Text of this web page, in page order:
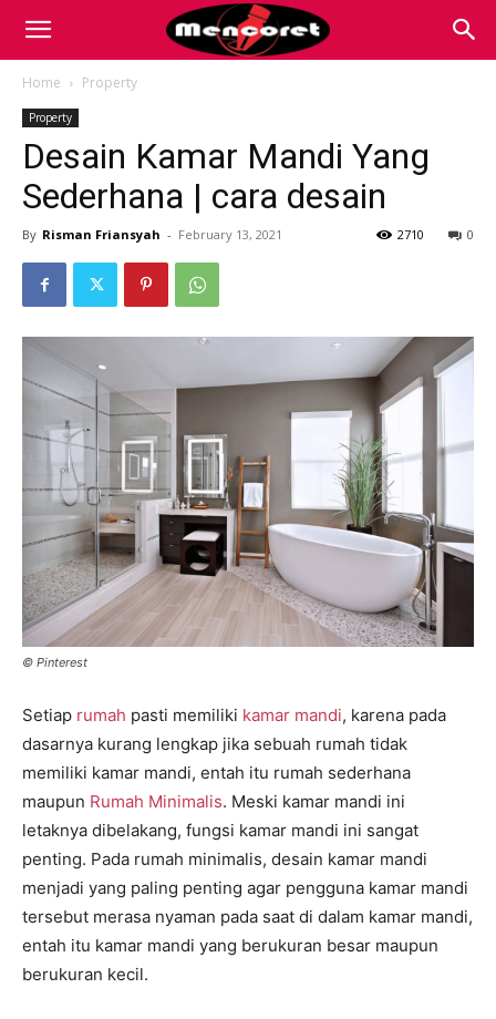
Mencoret
the
Internet
Home Property
Property
Desain Kamar Mandi Yang
Sederhana | cara desain
By Risman Friansyah - February 13, 2021 0
2710
© Pinterest
Setiap rumah pasti memiliki kamar mandi, karena pada
dasarnya kurang lengkap jika sebuah rumah tidak
memiliki kamar mandi, entah itu rumah sederhana
maupun Rumah Minimalis. Meski kamar mandi ini
letaknya dibelakang, fungsi kamar mandi ini sangat
penting. Pada rumah minimalis, desain kamar mandi
menjadi yang paling penting agar pengguna kamar mandi
tersebut merasa nyaman pada saat di dalam kamar mandi,
entah itu kamar mandi yang berukuran besar maupun
berukuran kecil.